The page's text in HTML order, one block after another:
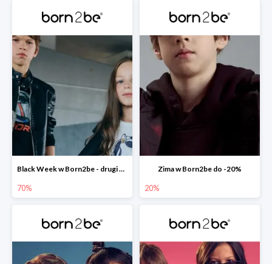
Black Week w Born2be - drugi produkt -70%
70%
Zima w Born2be do -20%
20%